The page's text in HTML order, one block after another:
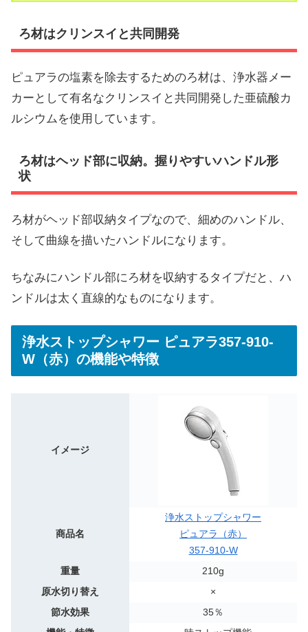
ろ材はクリンスイと共同開発
ピュアラの塩素を除去するためのろ材は、浄水器メー
カーとして有名なクリンスイと共同開発した亜硫酸カ
ルシウムを使用しています。
ろ材はヘッド部に収納。握りやすいハンドル形
状
ろ材がヘッド部収納タイプなので、細めのハンドル、
そして曲線を描いたハンドルになります。
ちなみにハンドル部にろ材を収納するタイプだと、ハ
ンドルは太く直線的なものになります。
浄水ストップシャワー ピュアラ357-910-
W（赤）の機能や特徴
イメージ
商品名
浄水ストップシャワー
ピュアラ（赤）
357-910-W
重量
210g
原水切り替え
×
節水効果
35％